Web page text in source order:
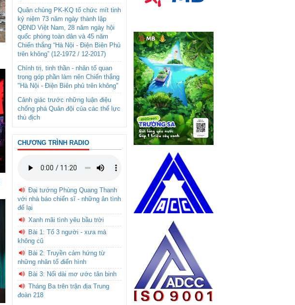
Quân chủng PK-KQ tổ chức mít tinh
kỷ niệm 73 năm ngày thành lập
QĐND Việt Nam, 28 năm ngày hội
quốc phòng toàn dân và 45 năm
Chiến thắng “Hà Nội - Điện Biên Phủ
trên không” (12-1972 / 12-2017)
Chính trị, tinh thần - nhân tố quan
trọng góp phần làm nên Chiến thắng
"Hà Nội - Điện Biên phủ trên không"
Cảnh giác trước những luận điệu
chống phá Quân đội của các thế lực
thù địch
CHƯƠNG TRÌNH RADIO
Đại tướng Phùng Quang Thanh
với nhà báo chiến sĩ - những ân tình
để lại
Xanh mãi tình yêu bầu trời
Bài 1: Tổ 3 người - xưa mà
không cũ
Bài 2: Truyền cảm hứng từ
những nhân tố điển hình
Bài 3: Nối dài mơ ước tân binh
Tháng Ba trên trận địa Trung
đoàn 218